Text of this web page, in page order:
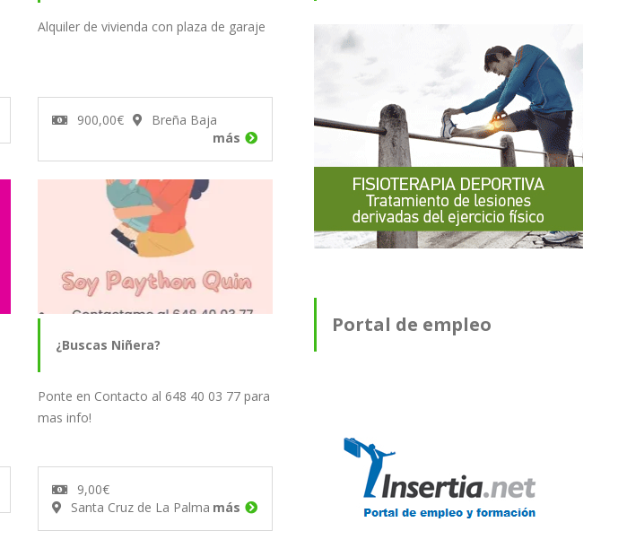
Alquiler de vivienda con plaza de garaje
900,00€
Breña Baja
más
¿Buscas Niñera?
Ponte en Contacto al 648 40 03 77 para
mas info!
9,00€
Santa Cruz de La Palma más
Fisioterapia
Portal de empleo